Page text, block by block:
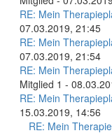
RE: Mein
07.03.2019, 21:45
RE: Mein
07.03.2019, 21:54
RE: Mein
Mitglied 1 -
RE: Mein
15.03.2019, 14:56
RE: Mein